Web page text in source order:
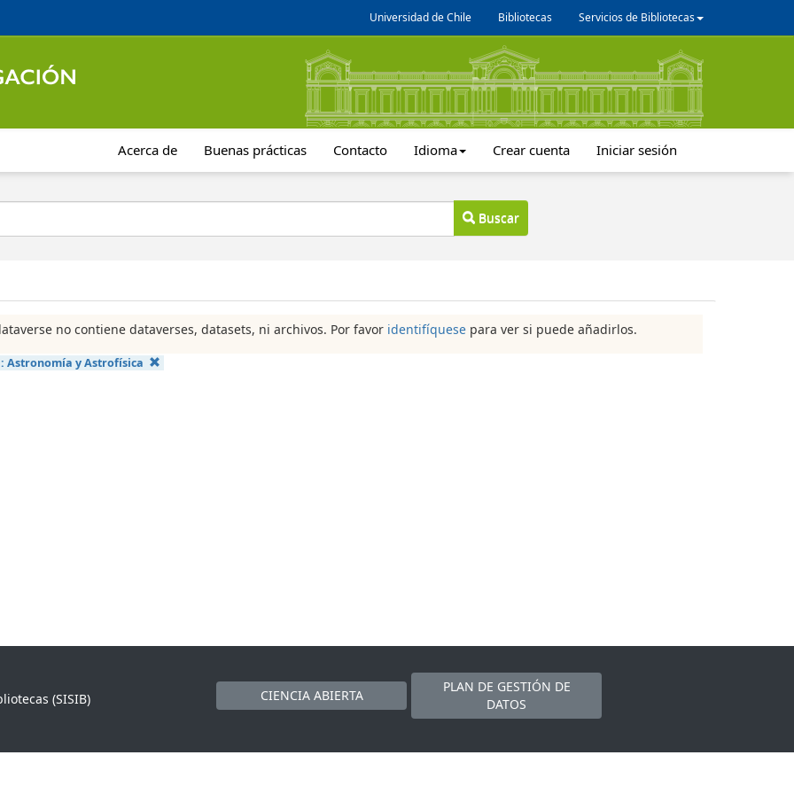
Universidad de Chile Bibliotecas Servicios de Bibliotecas
Acerca de Buenas prácticas Contacto Idioma Crear cuenta Iniciar sesión
Buscar
no contiene dataverses, datasets, ni archivos. Por favor identifíquese para ver si puede añadirlos.
Astronomía y Astrofísica
(SISIB)
CIENCIA ABIERTA
PLAN DE GESTIÓN DE
DATOS